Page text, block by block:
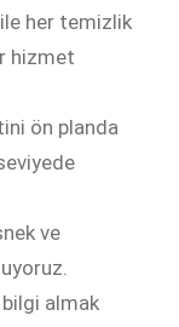
her temizlik
hizmet
ön planda
ve
bilgi almak